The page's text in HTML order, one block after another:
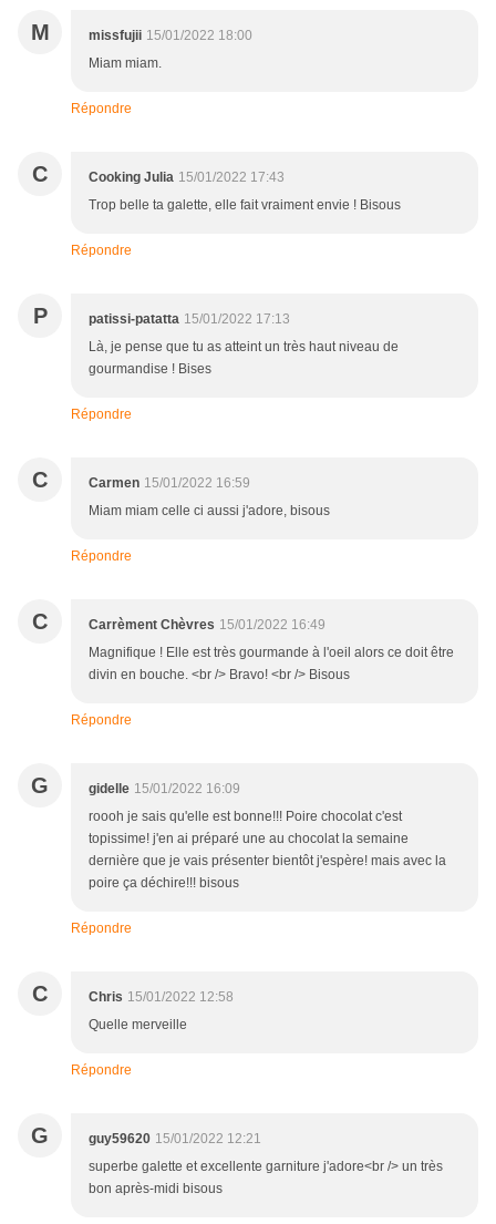
M missfujii 15/01/2022 18:00
Miam miam.
Répondre
C Cooking Julia 15/01/2022 17:43
Trop belle ta galette, elle fait vraiment envie ! Bisous
Répondre
P patissi-patatta 15/01/2022 17:13
Là, je pense que tu as atteint un très haut niveau de
gourmandise ! Bises
Répondre
C Carmen 15/01/2022 16:59
Miam miam celle ci aussi j'adore, bisous
Répondre
C Carrèment Chèvres 15/01/2022 16:49
Magnifique ! Elle est très gourmande à l'oeil alors ce doit être
divin en bouche. <br /> Bravo! <br /> Bisous
Répondre
G gidelle 15/01/2022 16:09
roooh je sais qu'elle est bonne!!! Poire chocolat c'est
topissime! j'en ai préparé une au chocolat la semaine
dernière que je vais présenter bientôt j'espère! mais avec la
poire ça déchire!!! bisous
Répondre
C Chris 15/01/2022 12:58
Quelle merveille
Répondre
G guy59620 15/01/2022 12:21
superbe galette et excellente garniture j'adore<br /> un très
bon après-midi bisous